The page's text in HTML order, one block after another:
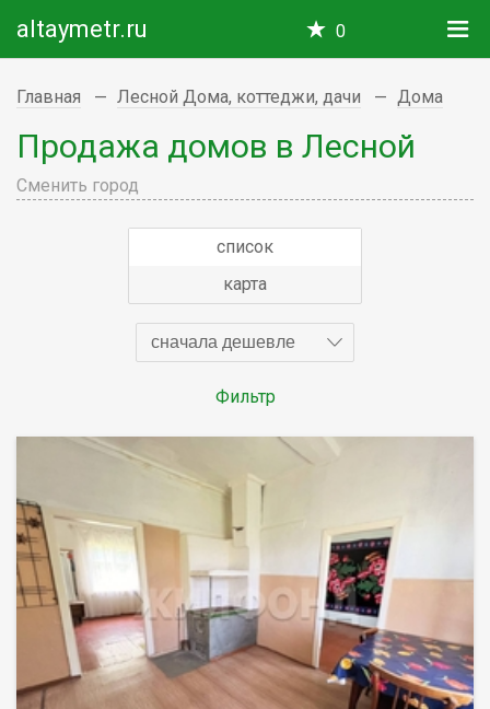
altaymetr.ru 0
Главная Лесной Дома, коттеджи, дачи Дома
Продажа домов в Лесной
Сменить город
список
карта
сначала дешевле
Фильтр